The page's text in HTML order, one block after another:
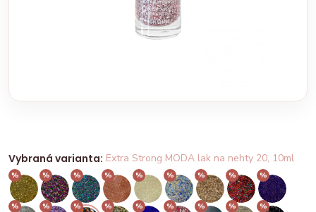
Vybraná varianta: Extra Strong MODA lak na nehty 20, 10ml
% % % % % % % % %
% % % % % % % % %